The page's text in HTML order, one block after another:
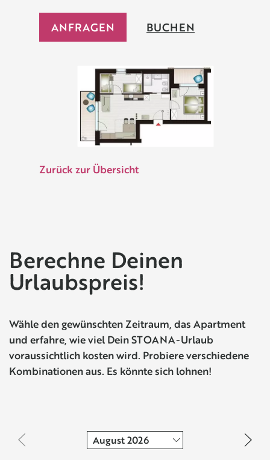
ANFRAGEN BUCHEN
Zurück zur Übersicht
Berechne Deinen
Urlaubspreis!
Wähle den gewünschten Zeitraum, das Apartment
und erfahre, wie viel Dein STOANA-Urlaub
voraussichtlich kosten wird. Probiere verschiedene
Kombinationen aus. Es könnte sich lohnen!